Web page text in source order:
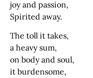
joy and passion,
Spirited away.
The toll it takes,
a heavy sum,
on body and soul,
it burdensome,